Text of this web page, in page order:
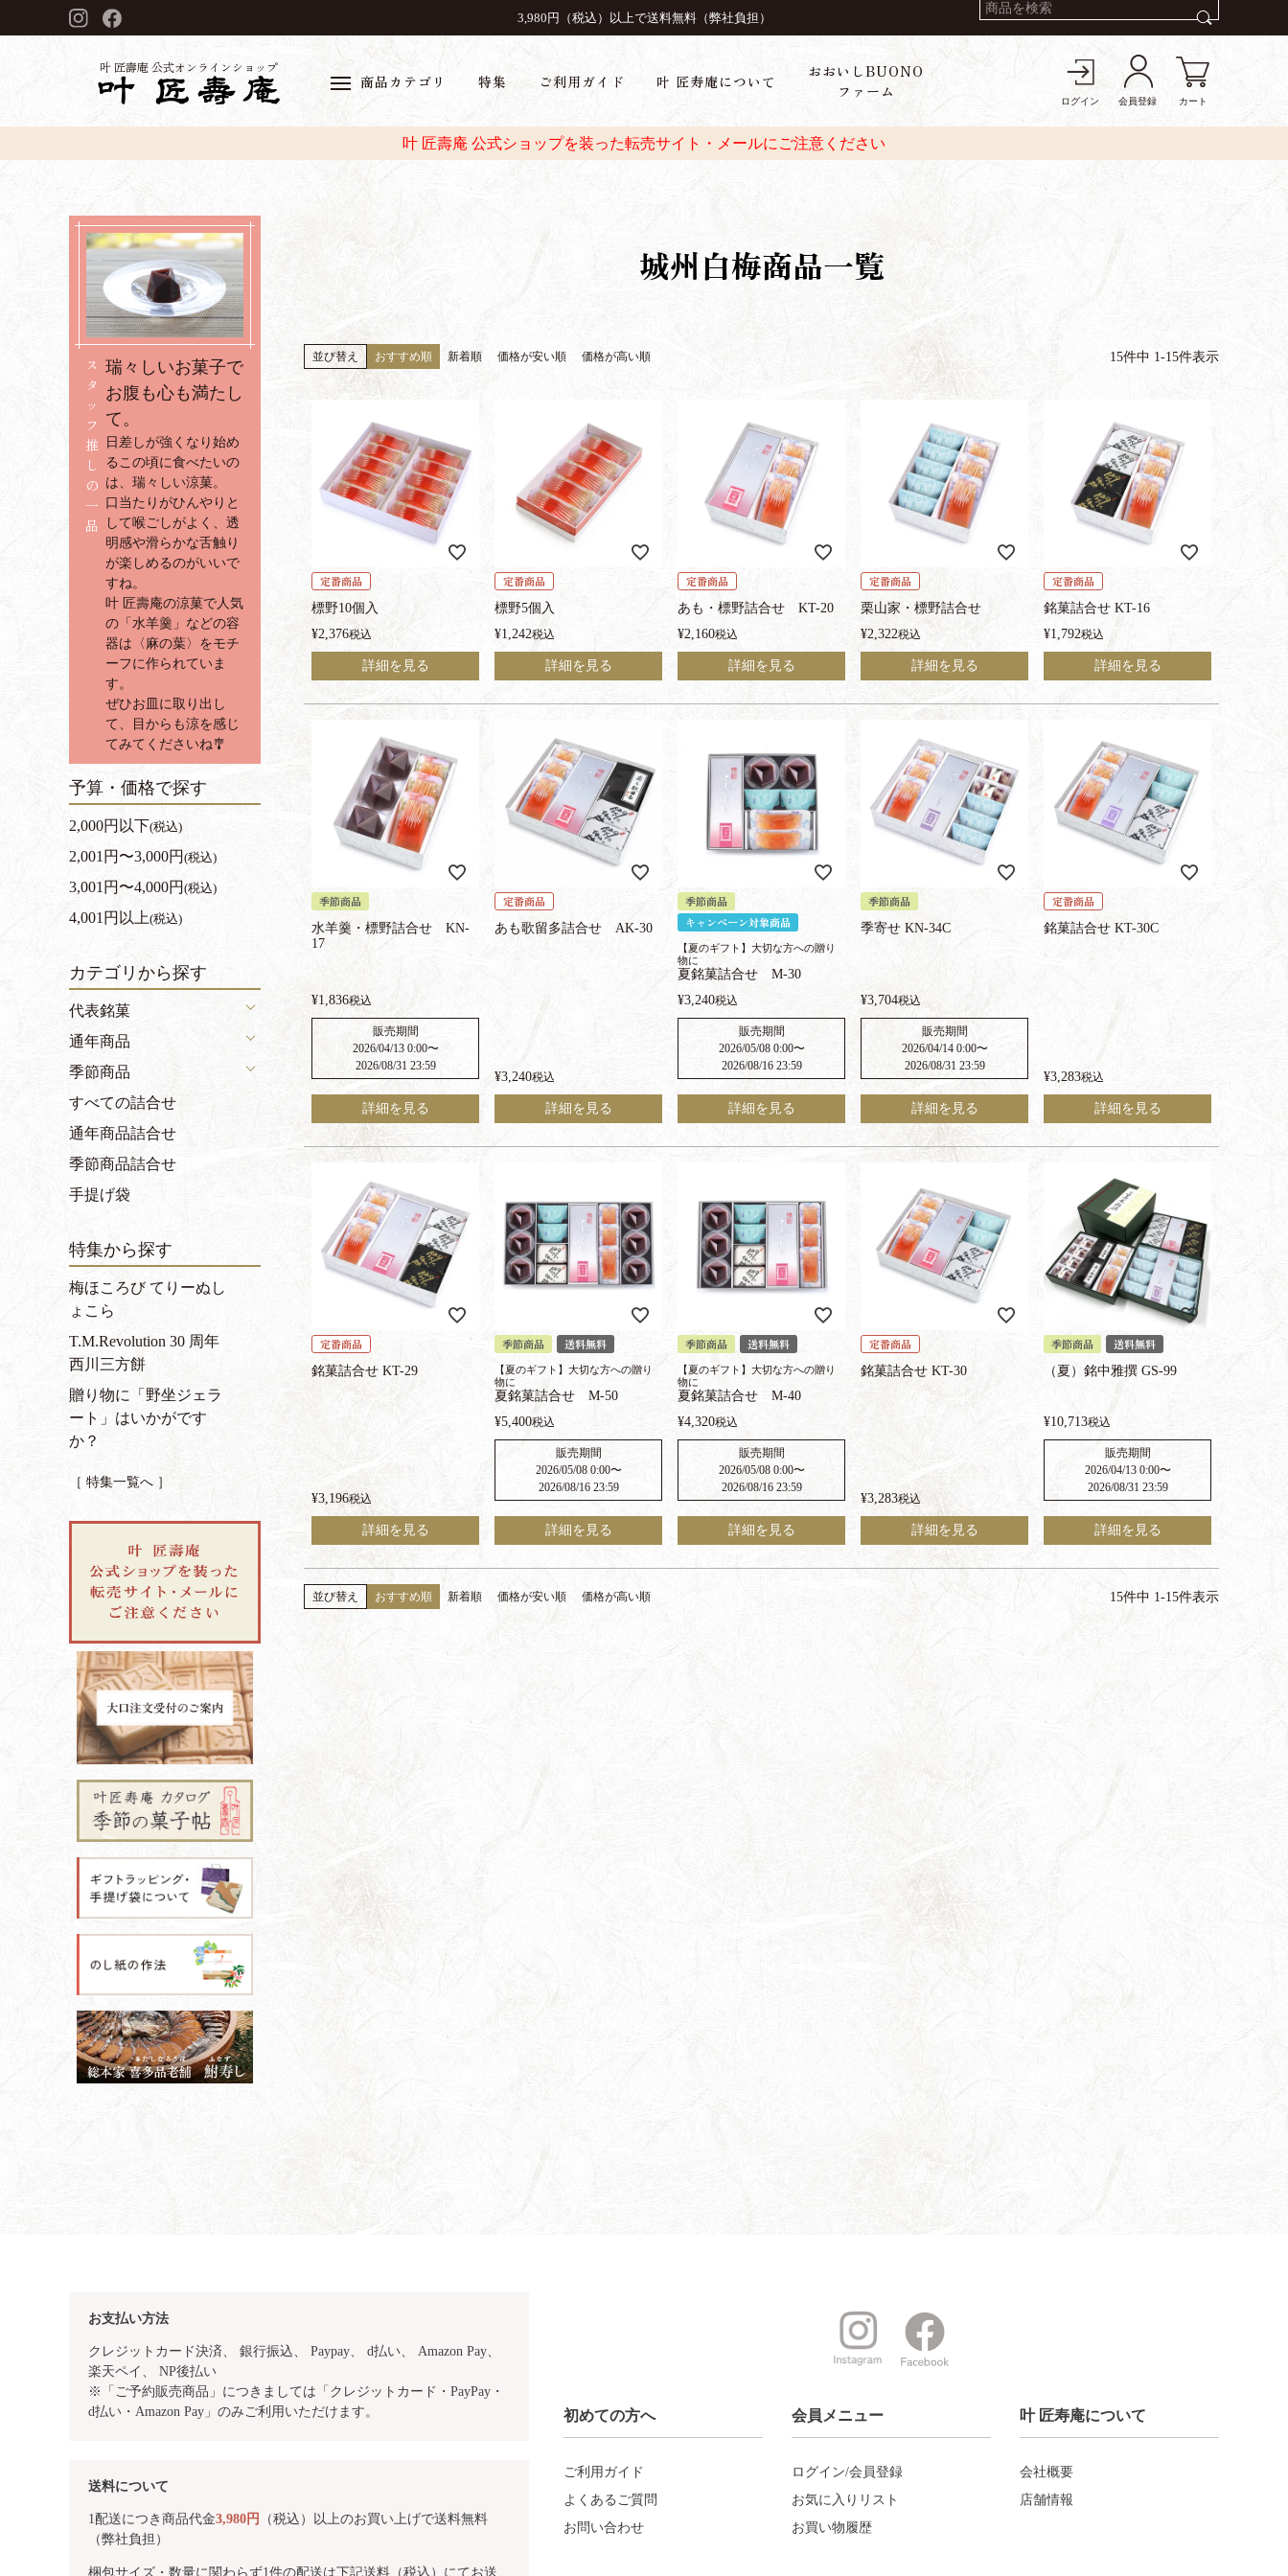
3,980円（税込）以上で送料無料（弊社負担）
叶 匠壽庵 公式オンラインショップ
商品カテゴリ 特集 ご利用ガイド 叶 匠寿庵について
おおいしBUONO
ファーム
ログイン 会員登録 カート
叶 匠壽庵 公式ショップを装った転売サイト・メールにご注意ください
ス
タ
ッ
フ
推
し
の
一
品
瑞々しいお菓子で
お腹も心も満たし
て。
日差しが強くなり始め
るこの頃に食べたいの
は、瑞々しい涼菓。
口当たりがひんやりと
して喉ごしがよく、透
明感や滑らかな舌触り
が楽しめるのがいいで
すね。
叶 匠壽庵の涼菓で人気
の「水羊羹」などの容
器は〈麻の葉〉をモチ
ーフに作られていま
す。
ぜひお皿に取り出し
て、目からも涼を感じ
てみてくださいね🎐
予算・価格で探す
2,000円以下(税込)
2,001円〜3,000円 (税込)
3,001円〜4,000円 (税込)
4,001円以上(税込)
カテゴリから探す
代表銘菓
通年商品
季節商品
すべての詰合せ
通年商品詰合せ
季節商品詰合せ
手提げ袋
特集から探す
梅ほころび てりーぬし
ょこら
T.M.Revolution 30 周年
西川三方餅
贈り物に「野坐ジェラ
ート」はいかがです
か？
［ 特集一覧へ ］
城州白梅商品一覧
並び替え おすすめ順 新着順 価格が安い順 価格が高い順 15件中 1-15件表示
定番商品
標野10個入
¥2,376税込
詳細を見る
定番商品
標野5個入
¥1,242税込
詳細を見る
定番商品
あも・標野詰合せ KT-20
¥2,160税込
詳細を見る
定番商品
栗山家・標野詰合せ
¥2,322税込
詳細を見る
定番商品
銘菓詰合せ KT-16
¥1,792税込
詳細を見る
季節商品
水羊羹・標野詰合せ KN-
17
¥1,836税込
販売期間
2026/04/13 0:00〜
2026/08/31 23:59
詳細を見る
定番商品
あも歌留多詰合せ AK-30
¥3,240税込
詳細を見る
季節商品
キャンペーン対象商品
【夏のギフト】大切な方への贈り
物に
夏銘菓詰合せ M-30
¥3,240税込
販売期間
2026/05/08 0:00〜
2026/08/16 23:59
詳細を見る
季節商品
季寄せ KN-34C
¥3,704税込
販売期間
2026/04/14 0:00〜
2026/08/31 23:59
詳細を見る
定番商品
銘菓詰合せ KT-30C
¥3,283税込
詳細を見る
定番商品
銘菓詰合せ KT-29
¥3,196税込
詳細を見る
季節商品 送料無料
【夏のギフト】大切な方への贈り
物に
夏銘菓詰合せ M-50
¥5,400税込
販売期間
2026/05/08 0:00〜
2026/08/16 23:59
詳細を見る
季節商品 送料無料
【夏のギフト】大切な方への贈り
物に
夏銘菓詰合せ M-40
¥4,320税込
販売期間
2026/05/08 0:00〜
2026/08/16 23:59
詳細を見る
定番商品
銘菓詰合せ KT-30
¥3,283税込
詳細を見る
季節商品 送料無料
（夏）銘中雅撰 GS-99
¥10,713税込
販売期間
2026/04/13 0:00〜
2026/08/31 23:59
詳細を見る
並び替え おすすめ順 新着順 価格が安い順 価格が高い順 15件中 1-15件表示
お支払い方法
クレジットカード決済、 銀行振込、 Paypay、 d払い、 Amazon Pay、
楽天ペイ、 NP後払い
※「ご予約販売商品」につきましては「クレジットカード・PayPay・
d払い・Amazon Pay」のみご利用いただけます。
送料について
1配送につき商品代金3,980円
（税込）以上のお買い上げで送料無料
（弊社負担）
梱包サイズ・数量に関わらず1件の配送は下記送料（税込）にてお送
初めての方へ
ご利用ガイド
よくあるご質問
お問い合わせ
会員メニュー
ログイン/会員登録
お気に入りリスト
お買い物履歴
叶 匠寿庵について
会社概要
店舗情報